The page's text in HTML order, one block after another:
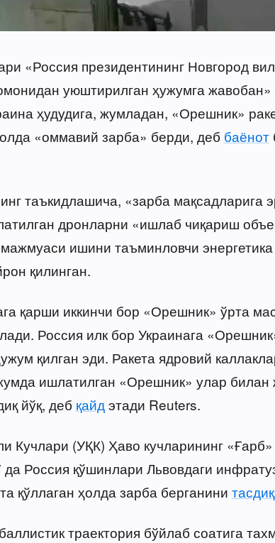
«Россия президентининг Новгород
уюштирилган ҳужумга жавобан»
ҳудудига, жумладан, «Орешник»
«оммавий зарба» берди, деб баёнот
таъкидлашича, «зарба мақсадларига
дронларни «ишлаб чиқариш
ишини таъминловчи
қилинган.
қарши иккинчи бор «Орешник» ўрта
Россия илк бор Украинага
қилган эди. Ракета ядровий
ишлатилган «Орешник» улар билан
йўқ, деб қайдэтади Reuters.
Кучлари (УҚК) Ҳаво кучларининг
да Россия қўшинлари Львовдаги
қўллаган ҳолда зарба берганини
траектория бўйлаб соатига